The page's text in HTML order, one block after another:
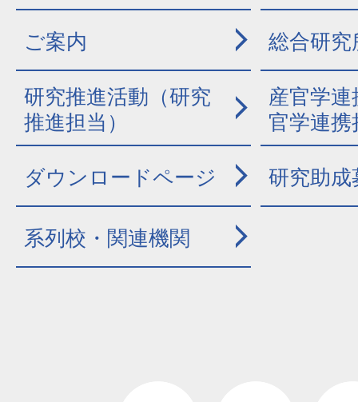
ご案内 総合研究
研究推進活動（研究
推進担当）
産官学
官学連携
ダウンロードページ 研究助成
系列校・関連機関